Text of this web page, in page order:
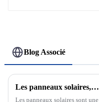
Blog Associé
Les panneaux solaires, l'avenir des énergies renouvelables
Les panneaux solaires sont une